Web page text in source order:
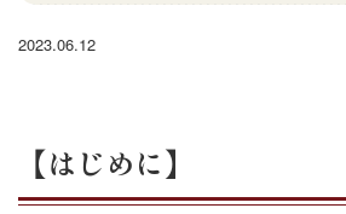
2023.06.12
【はじめに】